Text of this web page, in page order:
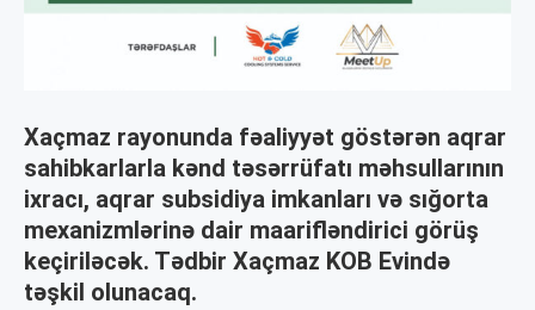
Xaçmaz rayonunda fəaliyyət göstərən aqrar
sahibkarlarla kənd təsərrüfatı məhsullarının
ixracı, aqrar subsidiya imkanları və sığorta
mexanizmlərinə dair maarifləndirici görüş
keçiriləcək. Tədbir Xaçmaz KOB Evində
təşkil olunacaq.